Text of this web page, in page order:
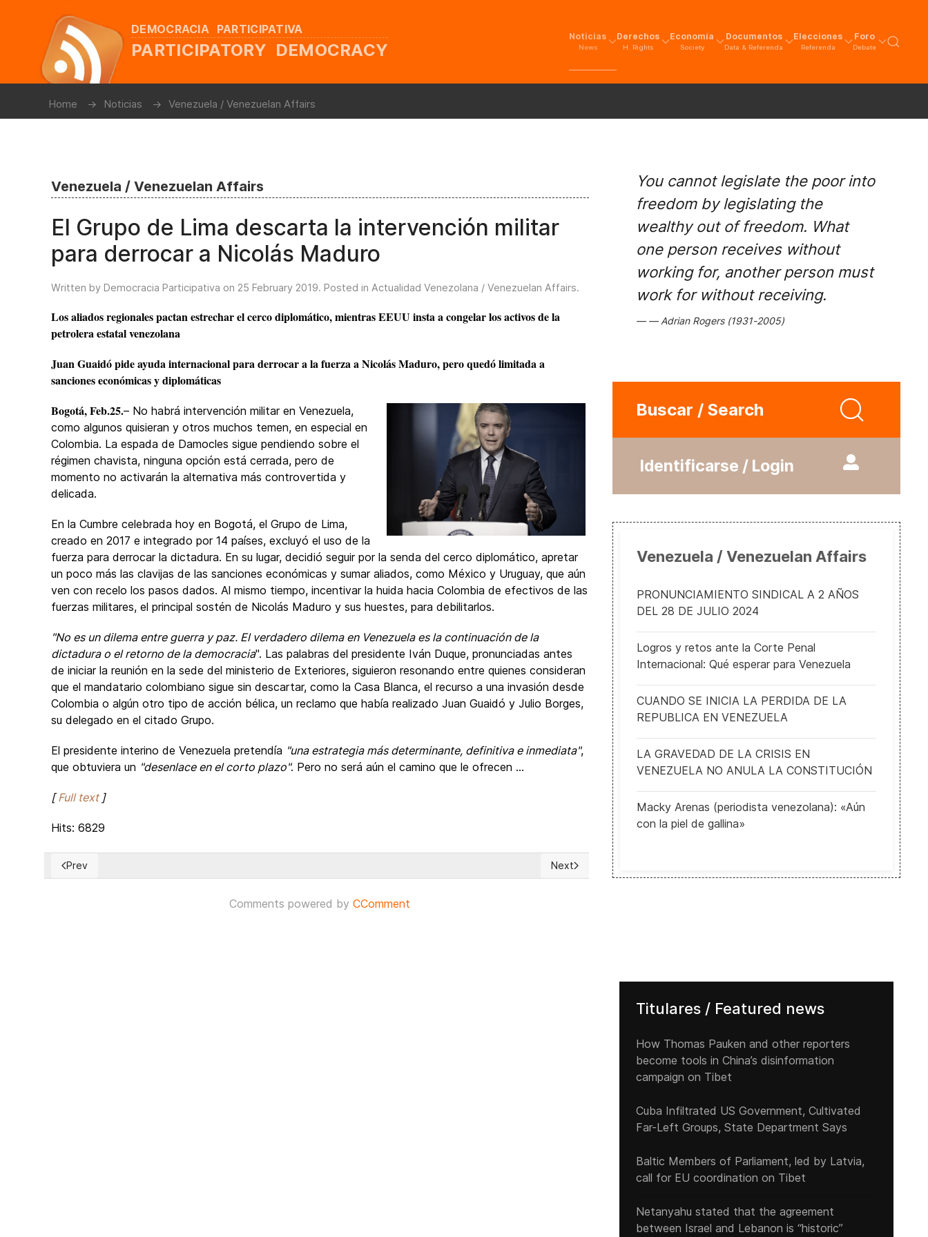
DEMOCRACIA PARTICIPATIVA
PARTICIPATORY DEMOCRACY
Noticias
News
Derechos
H. Rights
Economía
Society
Documentos
Data & Referenda
Elecciones
Referenda
Foro
Debate
Home Noticias Venezuela / Venezuelan Affairs
Venezuela / Venezuelan Affairs
El Grupo de Lima descarta la intervención militar
para derrocar a Nicolás Maduro
Written by Democracia Participativa on 25 February 2019. Posted in Actualidad Venezolana / Venezuelan Affairs.
Los aliados regionales pactan estrechar el cerco diplomático, mientras EEUU insta a congelar los activos de la
petrolera estatal venezolana
Juan Guaidó pide ayuda internacional para derrocar a la fuerza a Nicolás Maduro, pero quedó limitada a
sanciones económicas y diplomáticas
Bogotá, Feb.25.– No habrá intervención militar en Venezuela,
como algunos quisieran y otros muchos temen, en especial en
Colombia. La espada de Damocles sigue pendiendo sobre el
régimen chavista, ninguna opción está cerrada, pero de
momento no activarán la alternativa más controvertida y
delicada.
En la Cumbre celebrada hoy en Bogotá, el Grupo de Lima,
creado en 2017 e integrado por 14 países, excluyó el uso de la
fuerza para derrocar la dictadura. En su lugar, decidió seguir por la senda del cerco diplomático, apretar
un poco más las clavijas de las sanciones económicas y sumar aliados, como México y Uruguay, que aún
ven con recelo los pasos dados. Al mismo tiempo, incentivar la huida hacia Colombia de efectivos de las
fuerzas militares, el principal sostén de Nicolás Maduro y sus huestes, para debilitarlos.
"No es un dilema entre guerra y paz. El verdadero dilema en Venezuela es la continuación de la
dictadura o el retorno de la democracia". Las palabras del presidente Iván Duque, pronunciadas antes
de iniciar la reunión en la sede del ministerio de Exteriores, siguieron resonando entre quienes consideran
que el mandatario colombiano sigue sin descartar, como la Casa Blanca, el recurso a una invasión desde
Colombia o algún otro tipo de acción bélica, un reclamo que había realizado Juan Guaidó y Julio Borges,
su delegado en el citado Grupo.
El presidente interino de Venezuela pretendía "una estrategia más determinante, definitiva e inmediata",
que obtuviera un "desenlace en el corto plazo". Pero no será aún el camino que le ofrecen ...
[Full text]
Hits: 6829
Previous article: La ONU votará hoy jueves 28 dos resoluciones opuestas de EU y Rusia sobre Venezuela
Prev Next article: Trump en la Florida International University: "Un nuevo día está por
Next
Comments powered byCComment
You cannot legislate the poor into
freedom by legislating the
wealthy out of freedom. What
one person receives without
working for, another person must
work for without receiving.
Adrian Rogers (1931-2005)
Buscar / Search
Identificarse / Login
Venezuela / Venezuelan Affairs
PRONUNCIAMIENTO SINDICAL A 2 AÑOS
DEL 28 DE JULIO 2024
Logros y retos ante la Corte Penal
Internacional: Qué esperar para Venezuela
CUANDO SE INICIA LA PERDIDA DE LA
REPUBLICA EN VENEZUELA
LA GRAVEDAD DE LA CRISIS EN
VENEZUELA NO ANULA LA CONSTITUCIÓN
Macky Arenas (periodista venezolana): «Aún
con la piel de gallina»
Titulares / Featured news
How Thomas Pauken and other reporters
become tools in China’s disinformation
campaign on Tibet
Cuba Infiltrated US Government, Cultivated
Far-Left Groups, State Department Says
Baltic Members of Parliament, led by Latvia,
call for EU coordination on Tibet
Netanyahu stated that the agreement
between Israel and Lebanon is “historic”